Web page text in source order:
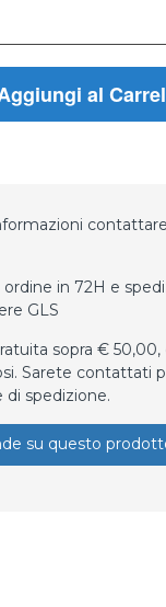
al
ordine in 72H e
GLS
sopra € 50,00,
Sarete contattati
di spedizione.
su questo